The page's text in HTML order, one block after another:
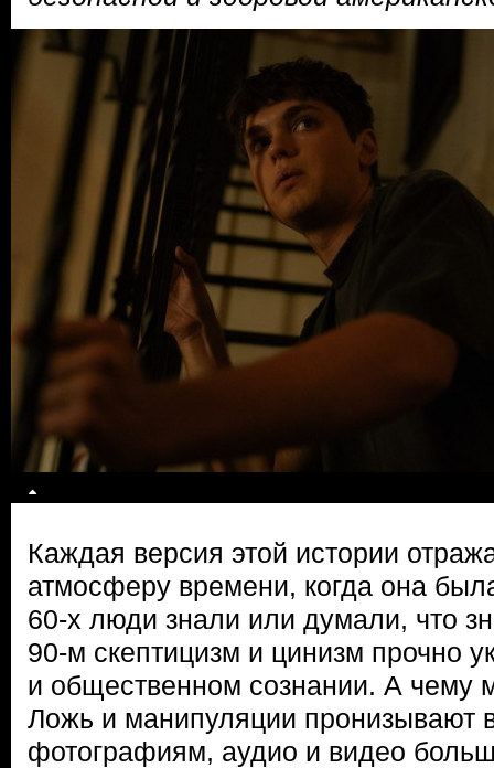
Каждая версия этой истории
атмосферу времени, когда она
60-х люди знали или думали, что
90-м скептицизм и цинизм прочно
и общественном сознании. А чему
Ложь и манипуляции пронизывают
фотографиям, аудио и видео